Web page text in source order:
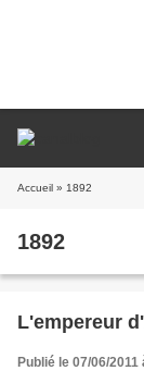
Accueil » 1892
1892
L'empereur
Publié le 07/06/2011